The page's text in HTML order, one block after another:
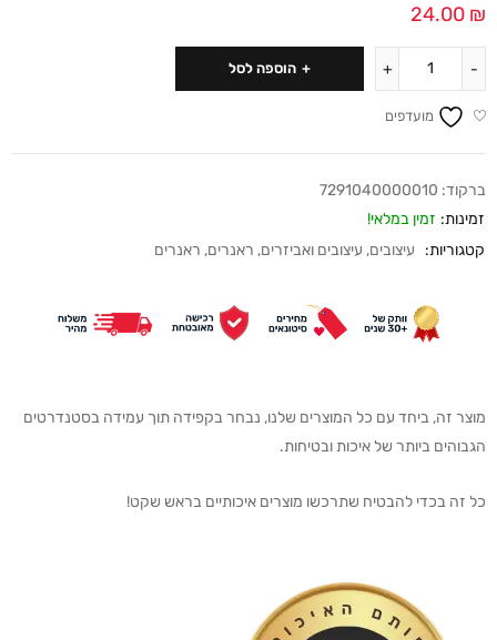
24.00 ₪
הוספה לסל
מועדפים
ברקוד: 7291040000010
זמינות: זמין במלאי!
קטגוריות:
עיצובים, עיצובים ואביזרים, ראנרים, ראנרים
מוצר זה, ביחד עם כל המוצרים שלנו, נבחר בקפידה תוך עמידה בסטנדרטים
הגבוהים ביותר של איכות ובטיחות.
כל זה בכדי להבטיח שתרכשו מוצרים איכותיים בראש שקט!